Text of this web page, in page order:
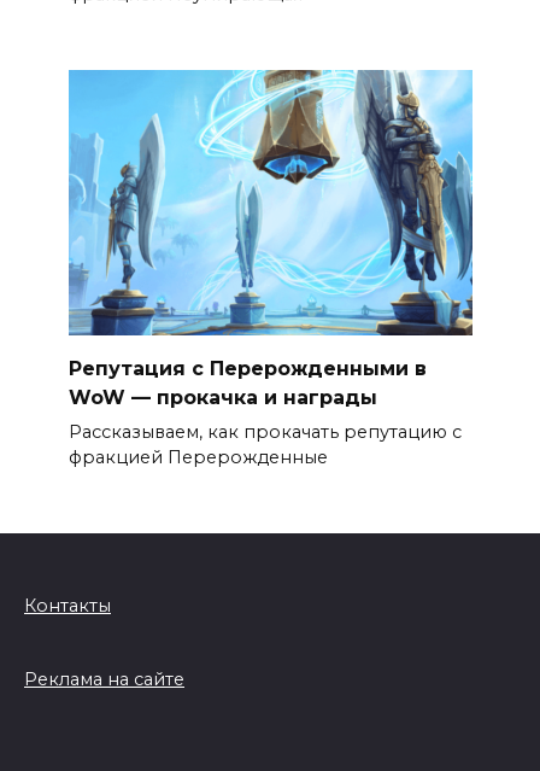
Репутация с Перерожденными в
WoW — прокачка и награды
Рассказываем, как прокачать репутацию с
фракцией Перерожденные
Контакты
Реклама на сайте